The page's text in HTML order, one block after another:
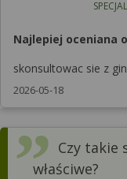
Najlepiej oceniana
skonsultowac sie z
2026-05-18
Czy takie
właściwe?